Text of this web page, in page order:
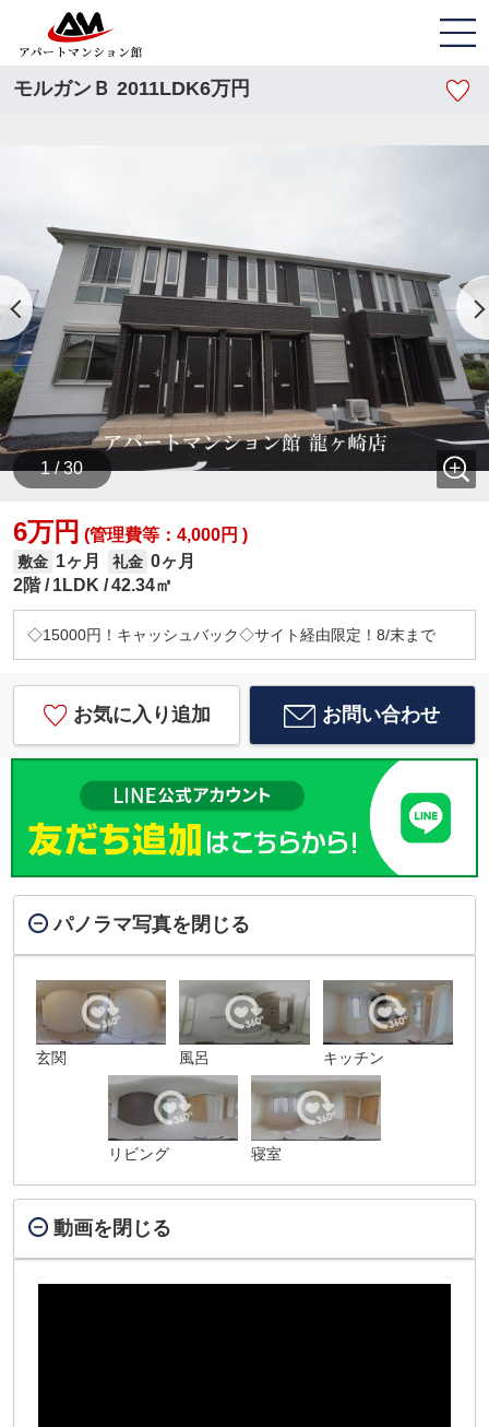
モルガンＢ 2011LDK6万円
1 / 30
6万円 (管理費等：4,000円 )
敷金 1ヶ月 礼金 0ヶ月
2階
1LDK 42.34㎡
◇15000円！キャッシュバック◇サイト経由限定！8/末まで
お気に入り追加 お問い合わせ
パノラマ写真を閉じる
玄関 風呂 キッチン
リビング 寝室
動画を閉じる